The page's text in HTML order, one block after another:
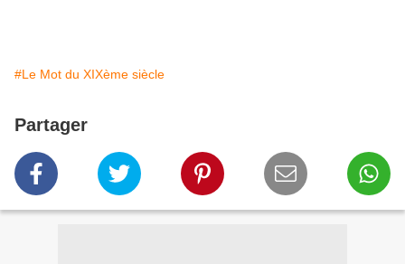
#Le Mot du XIXème siècle
Partager